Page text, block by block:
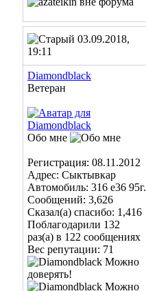
03.09.2018,
19:11
Diamondblack
Ветеран
Обо мне
Регистрация: 08.11.2012
Адрес: Сыктывкар
Автомобиль: 316 e36 95г.
Сообщений: 3,626
Сказал(а) спасибо: 1,416
Поблагодарили 132
раз(а) в 122 сообщениях
Вес репутации: 71